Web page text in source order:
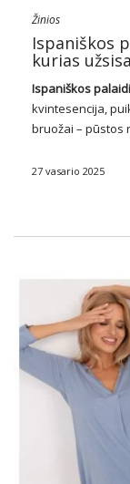
Žinios
Ispaniškos
kurias
Ispaniškos
kvintesencija,
bruožai – pūstos
moteriškos
27 vasario 2025